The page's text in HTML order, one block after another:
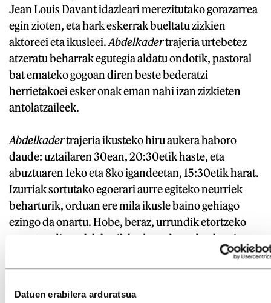
Datuen erabilera arduratsua
Jean Louis Davant idazleari merezitutako gorazarrea
egin zioten, eta hark eskerrak bueltatu zizkien
aktoreei eta ikusleei.Abdelkadertrajeria urtebetez
atzeratu beharrak egutegia aldatu ondotik, pastoral
bat emateko gogoan diren beste bederatzi
herrietakoei esker onak eman nahi izan zizkieten
antolatzaileek.
Abdelkadertrajeria ikusteko hiru aukera haboro
daude: uztailaren 30ean, 20:30etik haste, eta
abuztuaren 1eko eta 8ko igandeetan, 15:30etik harat.
Izurriak sortutako egoerari aurre egiteko neurriek
beharturik, orduan ere mila ikusle baino gehiago
ezingo da onartu. Hobe, beraz, urrundik etortzeko
asmotan direnek lekurik baden edo ez den berri
hartzea, helbide elektroniko honetara mezua
bidalita:xiberokojaunaalkartea@gmail.com.